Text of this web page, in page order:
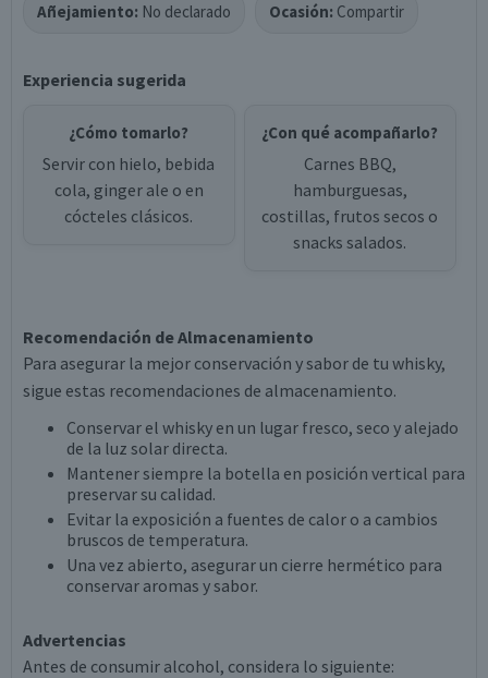
Añejamiento: No declarado Ocasión: Compartir
Experiencia sugerida
¿Cómo tomarlo?
Servir con hielo, bebida
cola, ginger ale o en
cócteles clásicos.
¿Con qué acompañarlo?
Carnes BBQ,
hamburguesas,
costillas, frutos secos o
snacks salados.
Recomendación de Almacenamiento
Para asegurar la mejor conservación y sabor de tu whisky,
sigue estas recomendaciones de almacenamiento.
Conservar el whisky en un lugar fresco, seco y alejado
de la luz solar directa.
Mantener siempre la botella en posición vertical para
preservar su calidad.
Evitar la exposición a fuentes de calor o a cambios
bruscos de temperatura.
Una vez abierto, asegurar un cierre hermético para
conservar aromas y sabor.
Advertencias
Antes de consumir alcohol, considera lo siguiente: